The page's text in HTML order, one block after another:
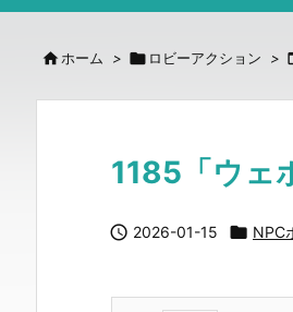
 ホーム >  ロビーアクション >
1185「ウェ
 2026-01-15  NPC